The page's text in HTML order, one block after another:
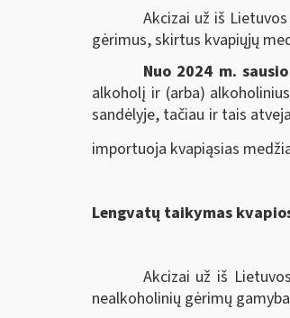
Akcizai už iš
gėrimus, skirtus kvapiųjų
Nuo 2024 m.
alkoholį ir (arba)
sandėlyje, tačiau ir tais
importuoja kvapiąsias
Lengvatų taikymas
Akcizai už iš
nealkoholinių gėrimų